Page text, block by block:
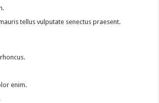
tellus vulputate senectus praesent.
enim.